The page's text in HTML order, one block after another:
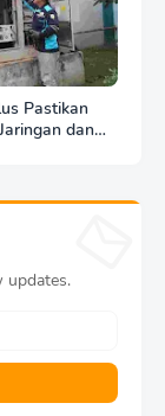
Pastikan
dan
updates.